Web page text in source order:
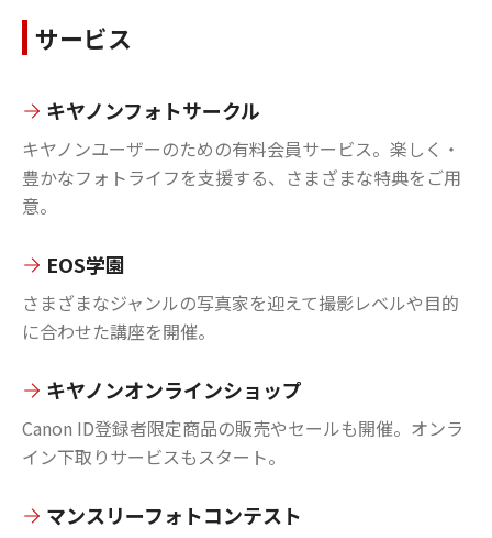
サービス
キヤノンフォトサークル
キヤノンユーザーのための有料会員サービス。楽しく・
豊かなフォトライフを支援する、さまざまな特典をご用
意。
EOS学園
さまざまなジャンルの写真家を迎えて撮影レベルや目的
に合わせた講座を開催。
キヤノンオンラインショップ
Canon ID登録者限定商品の販売やセールも開催。オンラ
イン下取りサービスもスタート。
マンスリーフォトコンテスト